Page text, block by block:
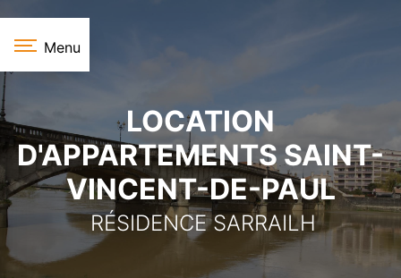
Menu
LOCATION
D'APPARTEMENTS SAINT-
VINCENT-DE-PAUL
RÉSIDENCE SARRAILH